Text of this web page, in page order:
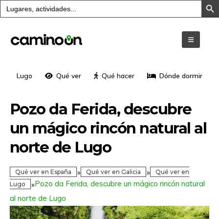
Buscar:
Lugo Qué ver Qué hacer Dónde dormir
Pozo da Ferida, descubre
un mágico rincón natural al
norte de Lugo
Qué ver en España » Qué ver en Galicia »
Qué ver en
Lugo
»Pozo da Ferida, descubre un mágico rincón natural
al norte de Lugo